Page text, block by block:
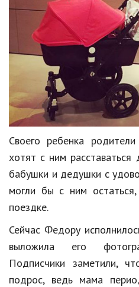
Животные
Еда и напитки
Праздники и подарки
Кинематограф
Домашние животные
Семья и дети
Путешествия
Строительство
Культура и общество
Мода и стиль
Бизнес
Хобби и развлечения
Своего ребенка
хотят с ним
бабушки и дедушки с
могли бы с ним
поездке.
Сейчас Федору
выложила его
Подписчики заметили,
подрос, ведь мама